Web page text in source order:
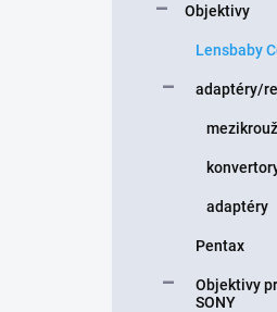
Objektivy
Lensbaby
adaptéry/
adaptéry
Pentax
Objektivy
SONY